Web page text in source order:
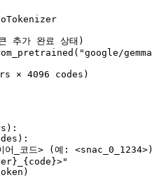
추가 완료 상태)
"google/
× 4096 codes)
어_코드> (예:
{code}>"